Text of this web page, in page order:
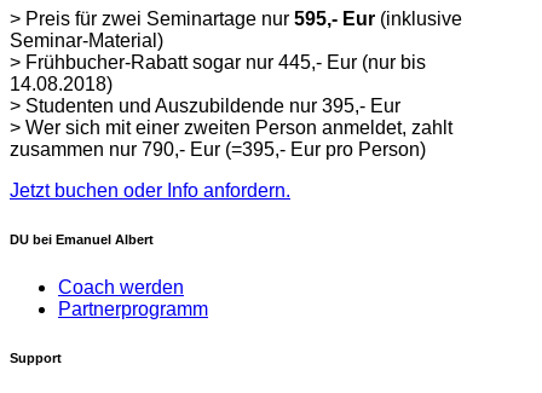
> Preis für zwei Seminartage nur 595,- Eur (inklusive
Seminar-Material)
> Frühbucher-Rabatt sogar nur 445,- Eur (nur bis
14.08.2018)
> Studenten und Auszubildende nur 395,- Eur
> Wer sich mit einer zweiten Person anmeldet, zahlt
zusammen nur 790,- Eur (=395,- Eur pro Person)
Jetzt buchen oder Info anfordern.
DU bei Emanuel Albert
Coach werden
Partnerprogramm
Support